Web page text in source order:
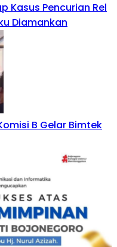
Kasus Pencurian Rel
Diamankan
B Gelar Bimtek